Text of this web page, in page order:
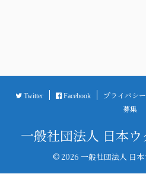
Twitter Facebook プライバシ
募集
一般社団法人 日本
© 2026 一般社団法人 日